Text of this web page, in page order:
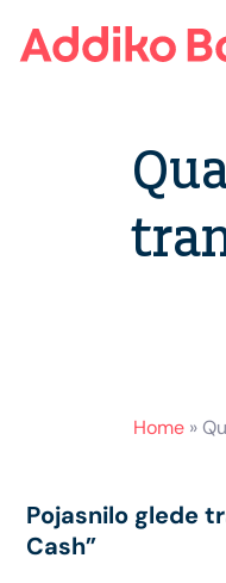
Home»
Pojasnilo glede
Cash”